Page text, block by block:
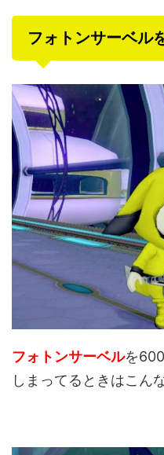
フォトンサーベル
フォトンサーベルを
しまってるときはこん